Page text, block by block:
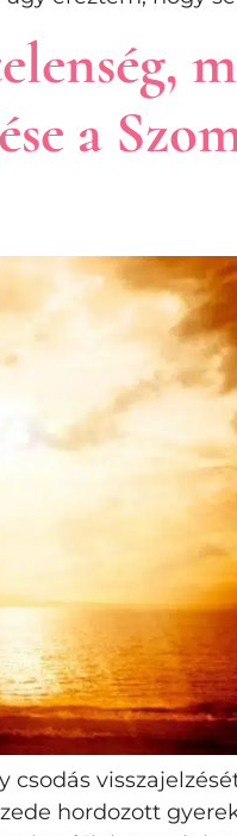
a
hordozott